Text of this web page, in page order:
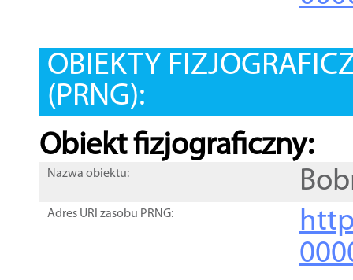
OBIEKTY
(PRNG):
Obiekt fizjograficzny:
Nazwa obiektu:
Adres URI zasobu PRNG: